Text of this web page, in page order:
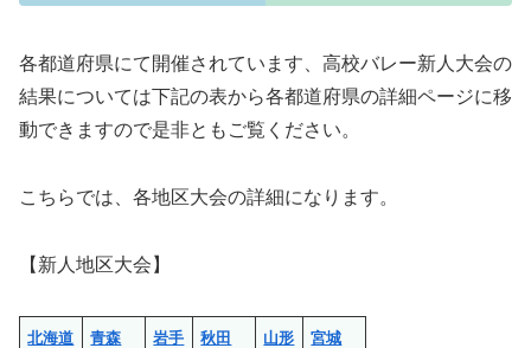
各都道府県にて開催されています、高校バレー新人大会の
結果については下記の表から各都道府県の詳細ページに移
動できますので是非ともご覧ください。
こちらでは、各地区大会の詳細になります。
【新人地区大会】
北海道 青森 岩手 秋田 山形 宮城